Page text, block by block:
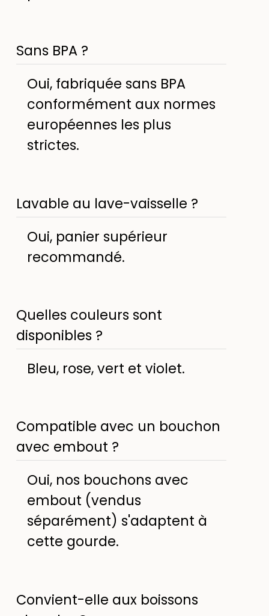
Sans BPA ?
Oui, fabriquée sans BPA
conformément aux normes
européennes les plus
strictes.
Lavable au lave-vaisselle ?
Oui, panier supérieur
recommandé.
Quelles couleurs sont
disponibles ?
Bleu, rose, vert et violet.
Compatible avec un bouchon
avec embout ?
Oui, nos bouchons avec
embout (vendus
séparément) s'adaptent à
cette gourde.
Convient-elle aux boissons